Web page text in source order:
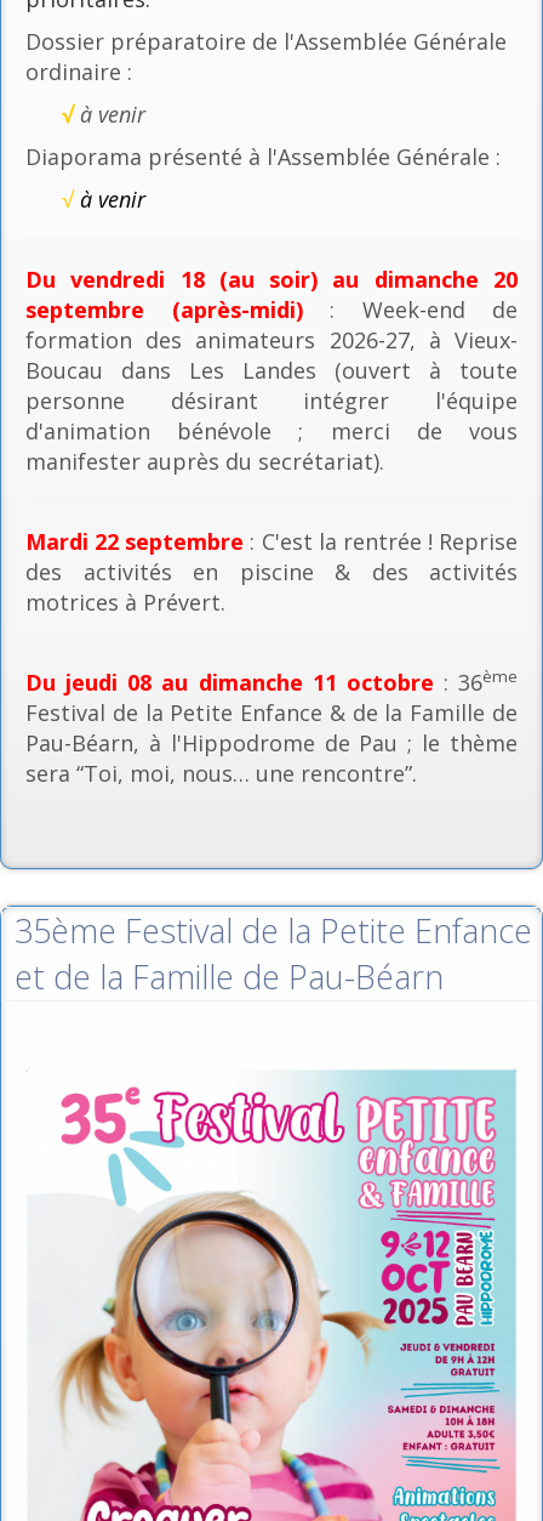
Dossier préparatoire de l'Assemblée Générale
ordinaire :
√ à venir
Diaporama présenté à l'Assemblée Générale :
√à venir
Du vendredi 18 (au soir) au dimanche 20
septembre (après-midi): Week-end de
formation des animateurs 2026-27, à Vieux-
Boucau dans Les Landes (ouvert à toute
personne désirant intégrer l'équipe
d'animation bénévole ; merci de vous
manifester auprès du secrétariat).
Mardi 22 septembre : C'est la rentrée ! Reprise
des activités en piscine & des activités
motrices à Prévert.
Du jeudi 08 au dimanche 11 octobre : 36ème
Festival de la Petite Enfance & de la Famille de
Pau-Béarn, à l'Hippodrome de Pau ; le thème
sera “Toi, moi, nous… une rencontre”.
35ème Festival de la Petite Enfance
et de la Famille de Pau-Béarn